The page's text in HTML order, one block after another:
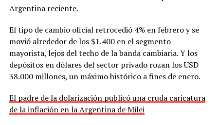
Argentina reciente.
El tipo de cambio oficial retrocedió 4% en febrero y se
movió alrededor de los $1.400 en el segmento
mayorista, lejos del techo de la banda cambiaria. Y los
depósitos en dólares del sector privado rozan los USD
38.000 millones, un máximo histórico a fines de enero.
El padre de la dolarización publicó una cruda caricatura
de la inflación en la Argentina de Milei